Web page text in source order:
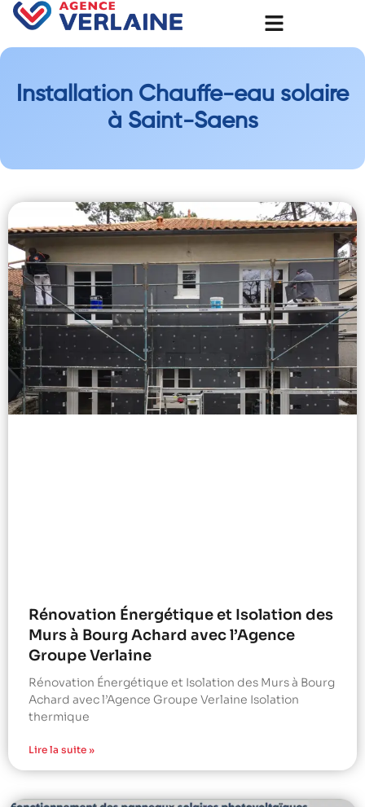
Installation Chauffe-eau solaire
à Saint-Saens
Rénovation Énergétique et Isolation des
Murs à Bourg Achard avec l’Agence
Groupe Verlaine
Rénovation Énergétique et Isolation des Murs à Bourg
Achard avec l’Agence Groupe Verlaine Isolation
thermique
Lire la suite »